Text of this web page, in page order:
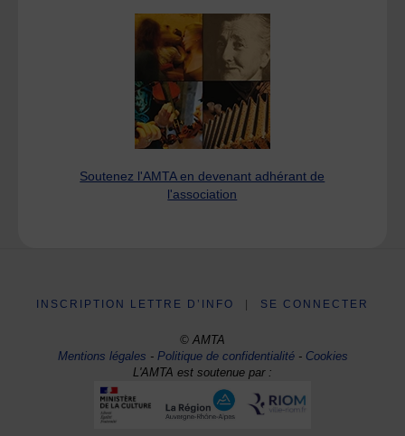
Soutenez l'AMTA en devenant adhérant de
l'association
INSCRIPTION LETTRE D’INFO SE CONNECTER
© AMTA
Mentions légales -Politique de confidentialité- Cookies
L'AMTA est soutenue par :